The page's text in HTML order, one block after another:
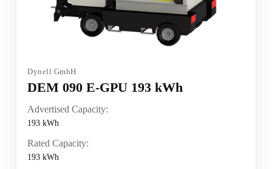
Dynell GmbH
DEM 090 E-GPU 193 kWh
Advertised Capacity:
193 kWh
Rated Capacity:
193 kWh